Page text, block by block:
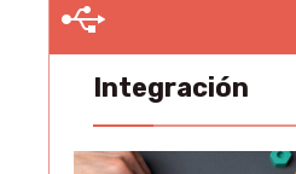
Integración